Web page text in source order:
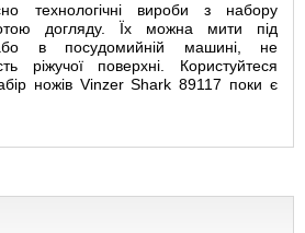
технологічні вироби з набору
догляду. Їх можна мити під
в посудомийній машині, не
ріжучої поверхні. Користуйтеся
ножів Vinzer Shark 89117 поки є